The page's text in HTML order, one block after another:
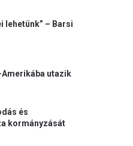
lehetünk” – Barsi
Amerikába utazik
és
kormányzását